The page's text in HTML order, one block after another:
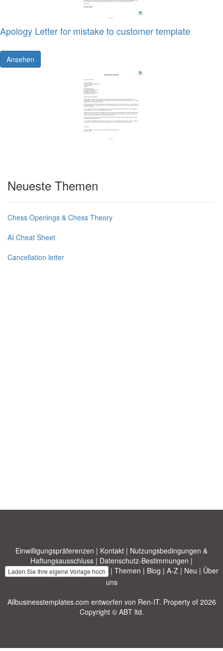
Apology Letter for mistake to customer template
Ansehen
Neueste Themen
Chess Openings & Chess Theory
AI Cheat Sheet
Cancellation letter
Einwilligungspräferenzen | Kontakt | Nutzungsbedingungen &
Haftungsausschluss | Datenschutz-Bestimmungen |
Laden Sie Ihre eigene Vorlage hoch | Themen | Blog | A-Z | Neu | Über
uns
Allbusinesstemplates.com entworfen von Ren-IT. Property of 2026
Copyright © ABT ltd.